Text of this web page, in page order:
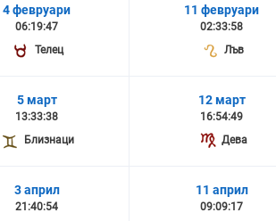
4 февруари
06:19:47
Телец
11 февруари
02:33:58
Лъв
5 март
13:33:38
Близнаци
12 март
16:54:49
Дева
3 април
21:40:54
11 април
09:09:17